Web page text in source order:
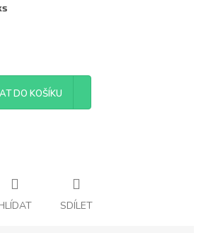
DO KOŠÍKU
SDÍLET